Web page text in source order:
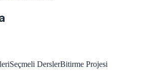
Seçmeli DerslerBitirme Projesi